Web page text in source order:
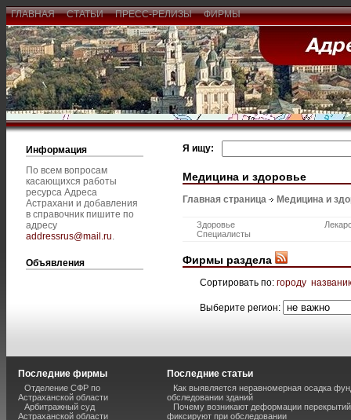
ГЛАВНАЯ СТАТЬИ ПРЕСС-РЕЛИЗЫ ФИРМЫ
Информация
По всем вопросам
касающихся работы
ресурса Адреса
Астрахани и добавления
в справочник пишите по
адресу
addressrus@mail.ru.
Объявления
Я ищу:
Медицина и здоровье
Главная страница Медицина и
Здоровье
Специалисты
Фирмы раздела
Сортировать по: городу
Выберите регион:
Последние фирмы
Отделение СФР по
Астраханской области
Арбитражный суд
Астраханской области
Последние статьи
Как выявляется неравномерная осадка
обследовании зданий
Почему возникают деформации перекрытий
фиксируют при обследовании